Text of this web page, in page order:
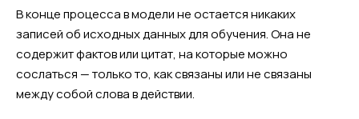
В конце процесса в модели не остается никаких
записей об исходных данных для обучения. Она не
содержит фактов или цитат, на которые можно
сослаться — только то, как связаны или не связаны
между собой слова в действии.